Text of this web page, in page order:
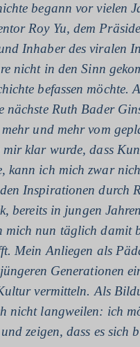
begann vor vielen
Roy Yu, dem
Inhaber des viralen
nicht in den Sinn
befassen möchte.
nächste Ruth Bader
und mehr vom
klar wurde, dass
kann ich mich zwar
Inspirationen durch
bereits in jungen
mich nun täglich damit
Mein Anliegen als
Generationen
vermitteln. Als
nicht langweilen: ich
zeigen, dass es